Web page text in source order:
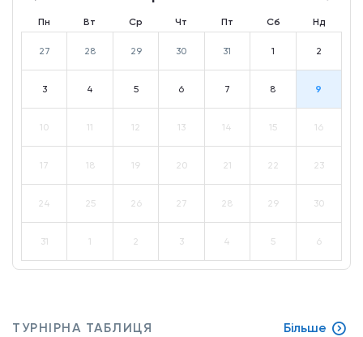
Пн Вт Ср Чт Пт Сб Нд
27 28 29 30 31 1 2
3 4 5 6 7 8 9
10 11 12 13 14 15 16
17 18 19 20 21 22 23
24 25 26 27 28 29 30
31 1 2 3 4 5 6
ТУРНІРНА ТАБЛИЦЯ Більше